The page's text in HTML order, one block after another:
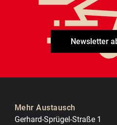
Newsletter
Mehr Austausch
Gerhard-Sprügel-Straße 1